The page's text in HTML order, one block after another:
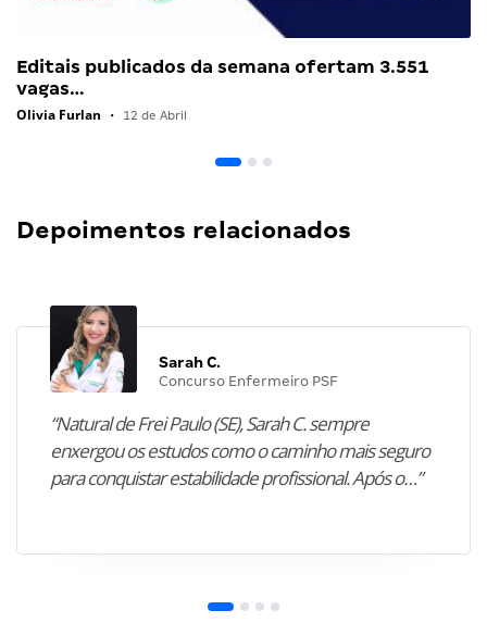
Editais publicados da semana ofertam 3.551
vagas…
Olivia Furlan • 12 de Abril
Depoimentos relacionados
Sarah C.
Concurso Enfermeiro PSF
“Natural de Frei Paulo (SE), Sarah C. sempre
enxergou os estudos como o caminho mais seguro
para conquistar estabilidade profissional. Após o…”